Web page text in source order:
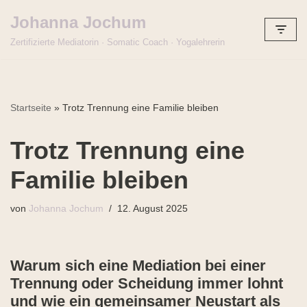
Zum
Johanna Jochum
Zertifizierte Mediatorin · Somatic Coach · Yogalehrerin
Startseite » Trotz Trennung eine Familie bleiben
Trotz Trennung eine
Familie bleiben
von Johanna Jochum 12. August 2025
Warum sich eine Mediation bei einer
Trennung oder Scheidung immer lohnt
und wie ein gemeinsamer Neustart als